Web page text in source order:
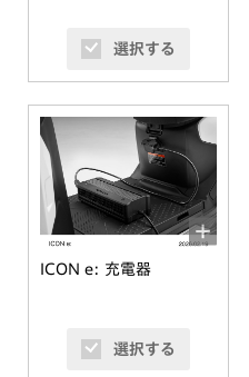
選択する
ICON e: 充電器
選択する